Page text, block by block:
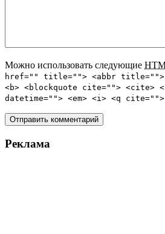
Можно использовать следующие
href="" title=""> <abbr title="">
<b> <blockquote cite=""> <cite>
datetime=""> <em> <i> <q
Реклама